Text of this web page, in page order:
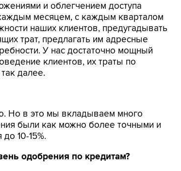
и облегчением доступа
месяцем, с каждым кварталом
наших клиентов, предугадывать
трат, предлагать им адресные
У нас достаточно мощный
клиентов, их траты по
далее.
Но в это мы вкладываем много
были как можно более точными и
10-15%.
одобрения по кредитам?